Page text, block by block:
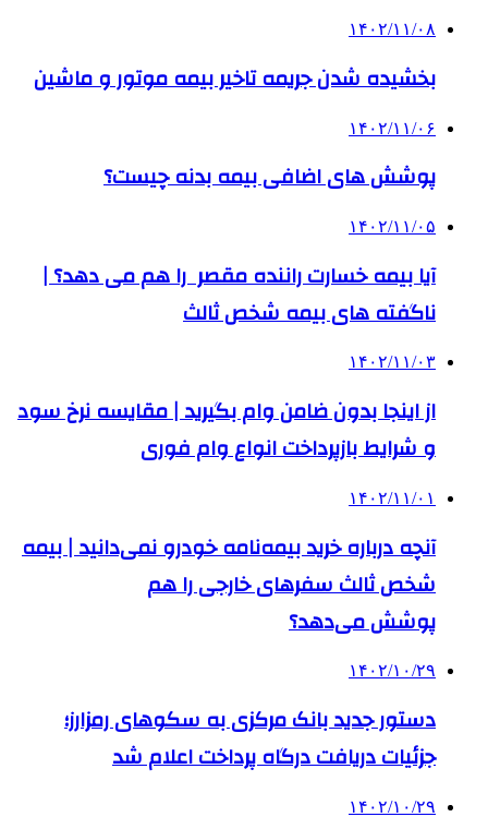
۱۴۰۲/۱۱/۰۸
بخشیده شدن جریمه تاخیر بیمه موتور و ماشین
۱۴۰۲/۱۱/۰۶
پوشش‌ های اضافی بیمه بدنه چیست؟
۱۴۰۲/۱۱/۰۵
آیا بیمه خسارت راننده مقصر را هم می‌ دهد؟ |
ناگفته‌ های بیمه شخص ثالث
۱۴۰۲/۱۱/۰۳
از اینجا بدون ضامن وام بگیرید | مقایسه نرخ سود
و شرایط بازپرداخت انواع وام فوری
۱۴۰۲/۱۱/۰۱
آنچه درباره خرید بیمه‌نامه خودرو نمی‌دانید | بیمه
شخص ثالث سفرهای خارجی را هم
پوشش می‌دهد؟
۱۴۰۲/۱۰/۲۹
دستور جدید بانک مرکزی به سکوهای رمزارز؛
جزئیات دریافت درگاه پرداخت اعلام شد
۱۴۰۲/۱۰/۲۹